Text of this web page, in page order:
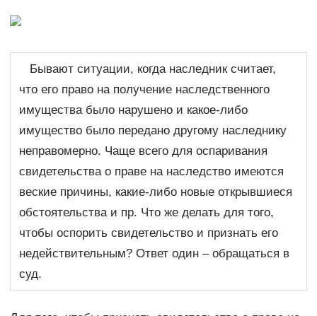
Бывают ситуации, когда наследник считает,
что его право на получение наследственного
имущества было нарушено и какое-либо
имущество было передано другому наследнику
неправомерно. Чаще всего для оспаривания
свидетельства о праве на наследство имеются
веские причины, какие-либо новые открывшиеся
обстоятельства и пр. Что же делать для того,
чтобы оспорить свидетельство и признать его
недействительным? Ответ один – обращаться в
суд.